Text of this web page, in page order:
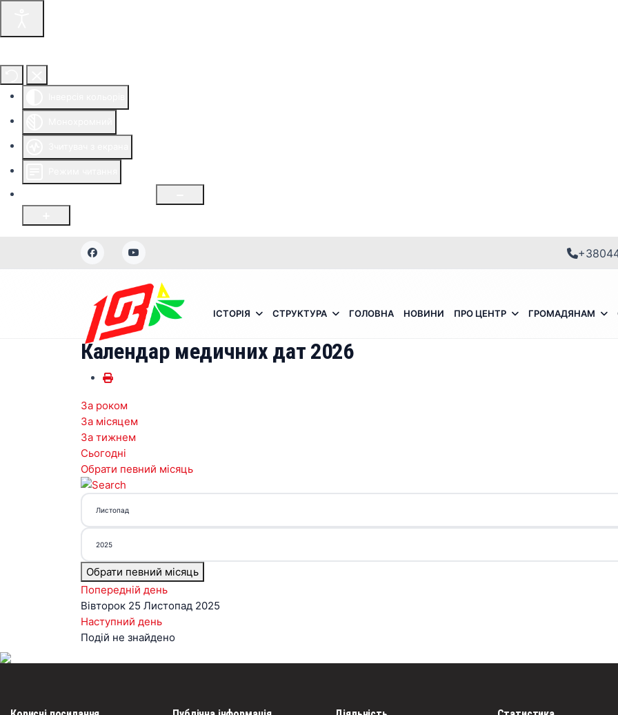
ІСТОРІЯ СТРУКТУРА ГОЛОВНА НОВИНИ ПРО ЦЕНТР ГРОМАДЯНАМ
Календар медичних дат 2026
За роком
За місяцем
За тижнем
Сьогодні
Обрати певний місяць
Обрати певний місяць
Попередній день
Вівторок 25 Листопад 2025
Наступний день
Подій не знайдено